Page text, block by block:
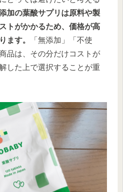
加の葉酸サプリは原料や製
トがかかるため、価格が高
ます。
「無添加」「不使
品は、その分だけコストが
した上で選択することが重